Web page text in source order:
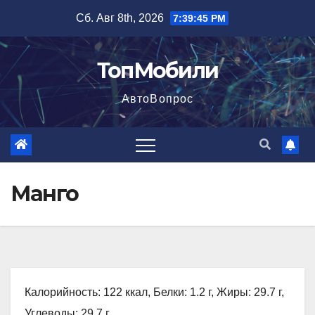
содержимому
Сб. Авг 8th, 2026 7:39:46 PM
ТопМобили
АвтоВопрос
Манго
Калорийность: 122 ккал, Белки: 1.2 г, Жиры: 29.7 г,